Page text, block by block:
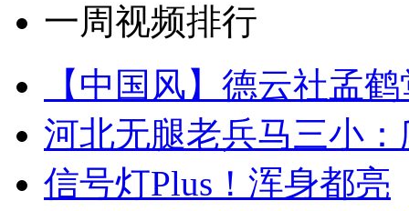
一周视频排行
【中国风】德云社孟
河北无腿老兵马三小
信号灯Plus！浑身都亮